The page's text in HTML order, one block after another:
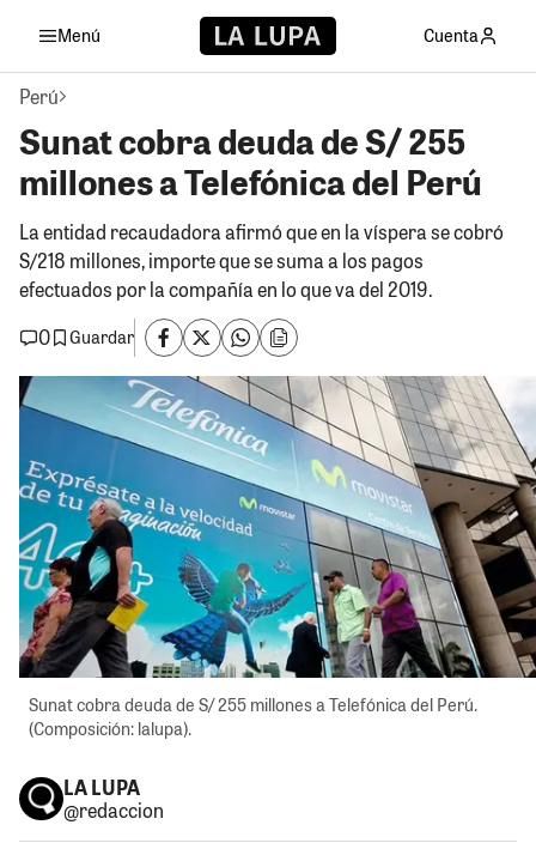
Menú Cuenta
Perú
Sunat cobra deuda de S/ 255
millones a Telefónica del Perú
La entidad recaudadora afirmó que en la víspera se cobró
S/218 millones, importe que se suma a los pagos
efectuados por la compañía en lo que va del 2019.
0
Guardar
Sunat cobra deuda de S/ 255 millones a Telefónica del Perú.
(Composición: lalupa).
LA LUPA
@redaccion